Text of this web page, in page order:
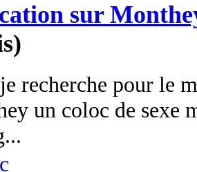
sur
recherche pour le
un coloc de sexe